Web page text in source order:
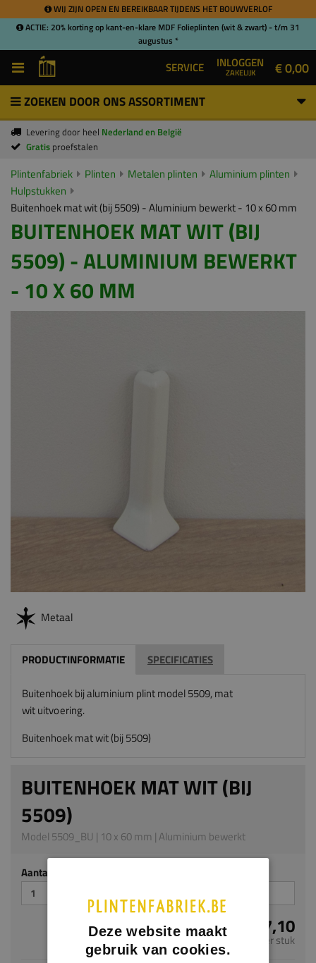
WIJ ZIJN OPEN EN BEREIKBAAR TIJDENS HET BOUWVERLOF
ACTIE: 20% korting op kant-en-klare MDF Folieplinten (wit & zwart) - t/m 31
augustus *
SERVICE INLOGGEN
ZAKELIJK € 0,00
ZOEKEN DOOR ONS ASSORTIMENT
Levering door heel Nederland en België
Gratis proefstalen
Plintenfabriek Plinten Metalen plinten
Aluminium plinten
Hulpstukken
Buitenhoek mat wit (bij 5509) - Aluminium bewerkt - 10 x 60 mm
BUITENHOEK MAT WIT (BIJ
5509) - ALUMINIUM BEWERKT
- 10 X 60 MM
Metaal
PRODUCTINFORMATIE SPECIFICATIES
Buitenhoek bij aluminium plint model 5509, mat
wituitvoering.
Buitenhoek mat wit (bij 5509)
BUITENHOEK MAT WIT (BIJ
5509)
Model 5509_BU | 10 x 60 mm | Aluminium bewerkt
Aantal stuks
€ 7,10
per stuk
Deze website maakt
gebruik van cookies.